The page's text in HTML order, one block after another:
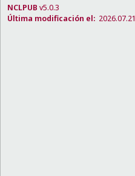
NCLPUB v5.0.3
Última modificación el: 2026.07.21